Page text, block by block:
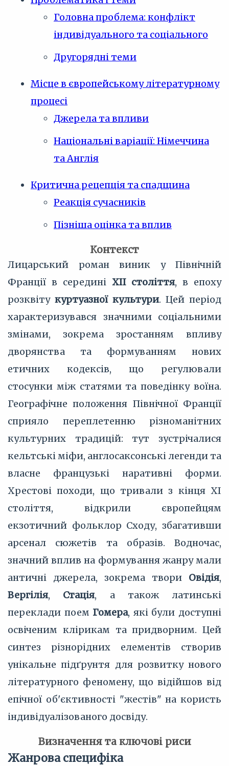
Головна проблема: конфлікт
індивідуального та соціального
Другорядні теми
Місце в європейському літературному
процесі
Джерела та впливи
Національні варіації: Німеччина
та Англія
Критична рецепція та спадщина
Реакція сучасників
Пізніша оцінка та вплив
Контекст
Лицарський роман виник у Північній
Франції в середині XII століття, в епоху
розквіту куртуазної культури. Цей період
характеризувався значними соціальними
змінами, зокрема зростанням впливу
дворянства та формуванням нових
етичних кодексів, що регулювали
стосунки між статями та поведінку воїна.
Географічне положення Північної Франції
сприяло переплетенню різноманітних
культурних традицій: тут зустрічалися
кельтські міфи, англосаксонські легенди та
власне французькі наративні форми.
Хрестові походи, що тривали з кінця XI
століття, відкрили європейцям
екзотичний фольклор Сходу, збагативши
арсенал сюжетів та образів. Водночас,
значний вплив на формування жанру мали
античні джерела, зокрема твори Овідія,
Вергілія, Стація, а також латинські
переклади поем Гомера, які були доступні
освіченим клірикам та придворним. Цей
синтез різнорідних елементів створив
унікальне підґрунтя для розвитку нового
літературного феномену, що відійшов від
епічної об'єктивності "жестів" на користь
індивідуалізованого досвіду.
Визначення та ключові риси
Жанрова специфіка